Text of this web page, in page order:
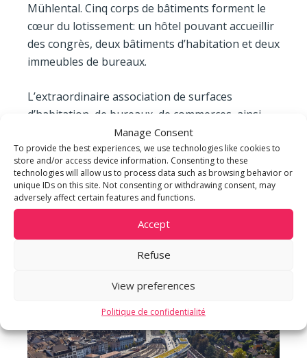
Manage Consent
To provide the best experiences, we use technologies like cookies to
store and/or access device information. Consenting to these
technologies will allow us to process data such as browsing behavior or
unique IDs on this site. Not consenting or withdrawing consent, may
adversely affect certain features and functions.
Accept
Refuse
View preferences
Politique de confidentialité
Mühlental. Cinq corps de bâtiments forment le
cœur du lotissement: un hôtel pouvant accueillir
des congrès, deux bâtiments d’habitation et deux
immeubles de bureaux.
L’extraordinaire association de surfaces
d’habitation, de bureaux, de commerces, ainsi
que d’hôtels et de centres de bien-être et de
fitness, favorise la rencontre de différents types
d’usagers et crée un environnement urbain doté
d’une atmosphère sans pareille. Globalement, le
projet Urbahn se présente comme un projet de
développement unique conférant à la ville de
Schaffhouse un aspect moderne et attrayant du
point de vue architectural et économique.